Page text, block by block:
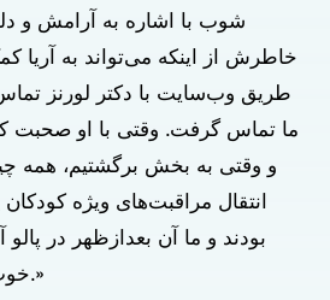
شوب با اشاره به آرامش و
خاطرش از اینکه می‌تواند به آریا
طریق وب‌سایت با دکتر لورنز
ما تماس گرفت. وقتی با او صحبت
و وقتی به بخش برگشتیم، همه
انتقال مراقبت‌های ویژه کودکان
بودند و ما آن بعدازظهر در پالو
خوب و آرامش بزرگی بود.»